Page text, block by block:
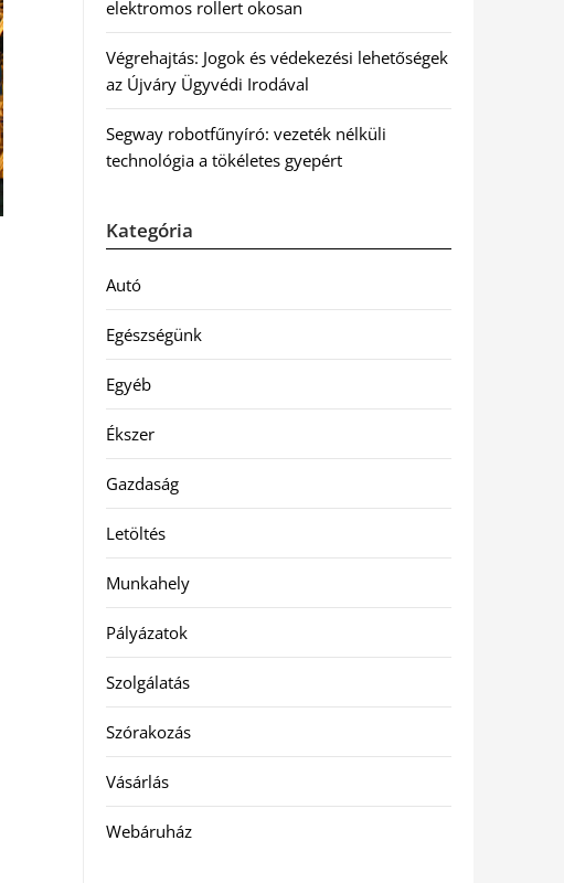
elektromos rollert okosan
Végrehajtás: Jogok és védekezési lehetőségek
az Újváry Ügyvédi Irodával
Segway robotfűnyíró: vezeték nélküli
technológia a tökéletes gyepért
Kategória
Autó
Egészségünk
Egyéb
Ékszer
Gazdaság
Letöltés
Munkahely
Pályázatok
Szolgálatás
Szórakozás
Vásárlás
Webáruház